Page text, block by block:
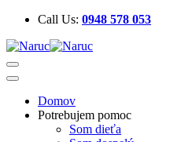
Call Us: 0948 578 053
Domov
Potrebujem pomoc
Som dieťa